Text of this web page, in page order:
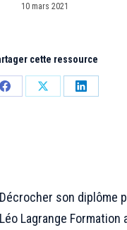
10 mars 2021
cette ressource
PartagerPartagerPartager
Décrocher son diplôme
Léo Lagrange Formation